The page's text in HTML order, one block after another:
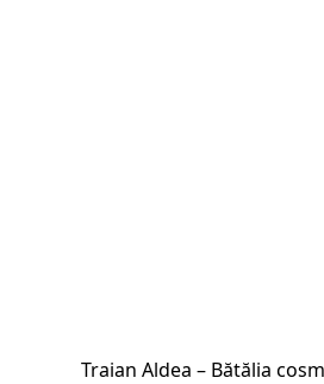
Traian Aldea – Bătălia